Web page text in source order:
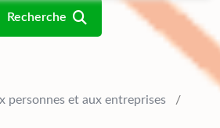
Recherche
personnes et aux entreprises
/